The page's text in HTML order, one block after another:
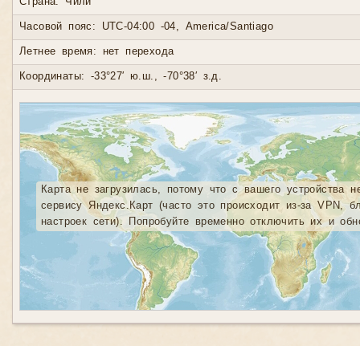
Часовой пояс: UTC-04:00 -04, America/Santiago
Летнее время: нет перехода
Координаты: -33°27′ ю.ш., -70°38′ з.д.
Карта не загрузилась, потому что с вашего устройства
сервису Яндекс.Карт (часто это происходит из-за VPN,
настроек сети). Попробуйте временно отключить их и